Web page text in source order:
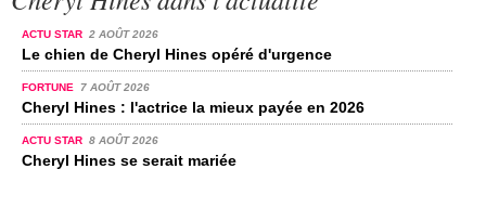
ACTU STAR 2 AOÛT 2026
Le chien de Cheryl Hines opéré d'urgence
FORTUNE 7 AOÛT 2026
Cheryl Hines : l'actrice la mieux payée en 2026
ACTU STAR 8 AOÛT 2026
Cheryl Hines se serait mariée